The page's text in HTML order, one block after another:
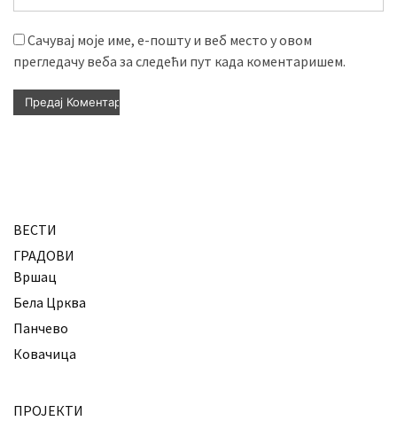
Сачувај моје име, е-пошту и веб место у овом
прегледачу веба за следећи пут када коментаришем.
ВЕСТИ
ГРАДОВИ
Вршац
Бела Црква
Панчево
Ковачица
ПРОЈЕКТИ